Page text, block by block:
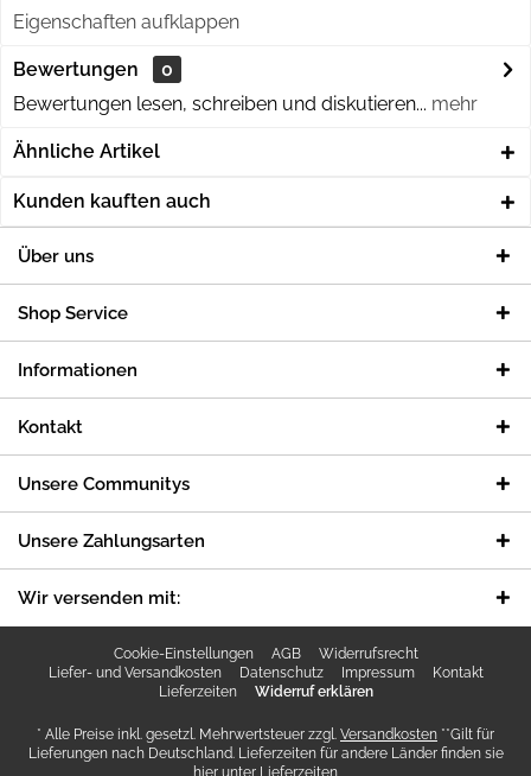
Eigenschaften aufklappen
Bewertungen
0
Bewertungen lesen, schreiben und diskutieren... mehr
Ähnliche Artikel
Kunden kauften auch
Über uns
Shop Service
Informationen
Kontakt
Unsere Communitys
Unsere Zahlungsarten
Wir versenden mit:
Cookie-Einstellungen AGB
Widerrufsrecht
Liefer- und Versandkosten
Datenschutz Impressum
Kontakt
Lieferzeiten
Widerruf erklären
* Alle Preise inkl. gesetzl. Mehrwertsteuer zzgl. Versandkosten **Gilt für
Lieferungen nach Deutschland. Lieferzeiten für andere Länder finden sie
hier unter
Lieferzeiten